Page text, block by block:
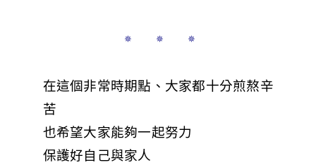
✵ ✵ ✵
在這個非常時期點、大家都十分煎熬辛
苦
也希望大家能夠一起努力
保護好自己與家人